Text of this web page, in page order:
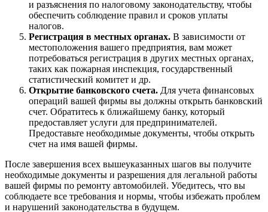
и разъяснения по налоговому законодательству, чтобы
обеспечить соблюдение правил и сроков уплаты
налогов.
Регистрация в местных органах. В зависимости от
местоположения вашего предприятия, вам может
потребоваться регистрация в других местных органах,
таких как пожарная инспекция, государственный
статистический комитет и др.
Открытие банковского счета. Для учета финансовых
операций вашей фирмы вы должны открыть банковский
счет. Обратитесь к ближайшему банку, который
предоставляет услуги для предпринимателей.
Предоставьте необходимые документы, чтобы открыть
счет на имя вашей фирмы.
После завершения всех вышеуказанных шагов вы получите
необходимые документы и разрешения для легальной работы
вашей фирмы по ремонту автомобилей. Убедитесь, что вы
соблюдаете все требования и нормы, чтобы избежать проблем
и нарушений законодательства в будущем.